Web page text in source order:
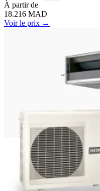
À partir de
18.216 MAD
Voir le prix →